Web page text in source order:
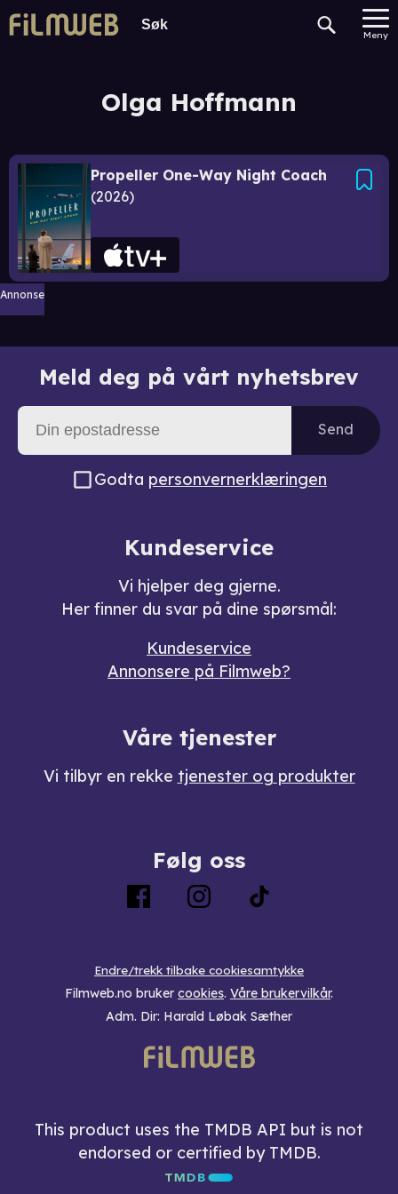
Meny
Olga Hoffmann
Propeller One-Way Night Coach
2026
Annonse
Meld deg på vårt nyhetsbrev
Send
Godta personvernerklæringen
Kundeservice
Vi hjelper deg gjerne.
Her finner du svar på dine spørsmål:
Kundeservice
Annonsere på Filmweb?
Våre tjenester
Vi tilbyr en rekke tjenester og produkter
Følg oss
Endre/trekk tilbake cookiesamtykke
Filmweb.no bruker cookies. Våre brukervilkår.
Adm. Dir: Harald Løbak Sæther
This product uses the TMDB API but is not
endorsed or certified by TMDB.